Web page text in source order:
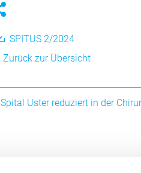
SPITUS 2/2024
Zurück zur Übersicht
Spital Uster reduziert in der